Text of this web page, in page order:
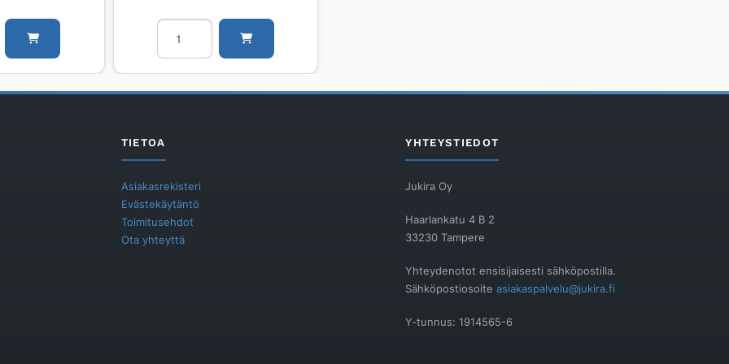
Lattiakaivo
vaakamalli
VIESER
One
määrä
TIETOA
Asiakasrekisteri
Evästekäytäntö
Toimitusehdot
Ota yhteyttä
YHTEYSTIEDOT
Jukira Oy
Haarlankatu 4 B 2
33230 Tampere
Yhteydenotot ensisijaisesti sähköpostilla.
Sähköpostiosoiteasiakaspalvelu@jukira.fi
Y-tunnus: 1914565-6